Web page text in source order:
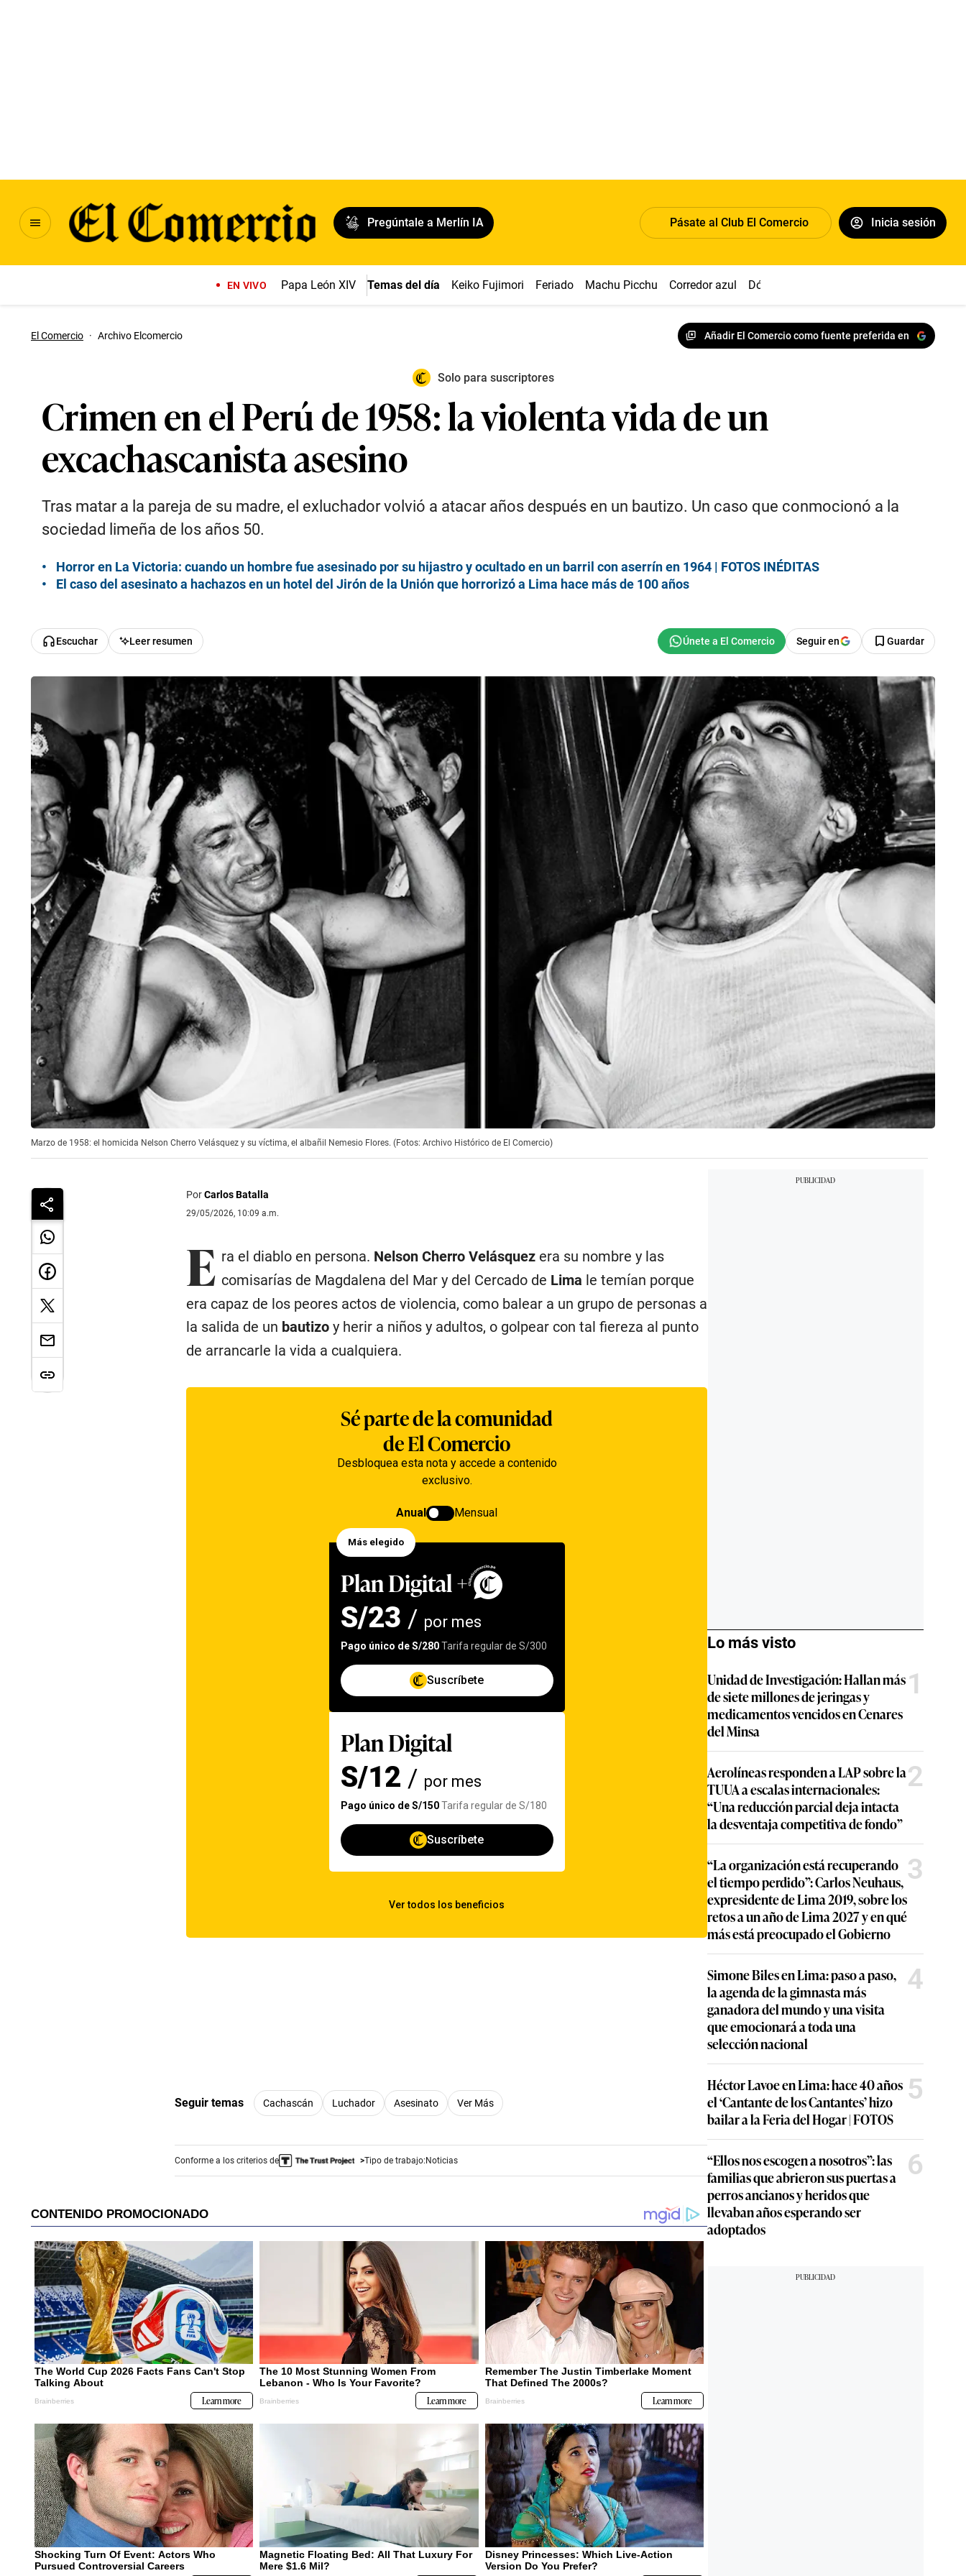
Pregúntale a Merlín IA Pásate al Club El Comercio Inicia sesión
EN VIVO Papa León XIV Temas del día Keiko Fujimori Feriado Machu Picchu Corredor azul Dólar
El Comercio · Archivo Elcomercio Añadir El Comercio como fuente preferida en
Solo para suscriptores
Crimen en el Perú de 1958: la violenta vida de un
excachascanista asesino
Tras matar a la pareja de su madre, el exluchador volvió a atacar años después en un bautizo. Un caso que conmocionó a la
sociedad limeña de los años 50.
Horror en La Victoria: cuando un hombre fue asesinado por su hijastro y ocultado en un barril con aserrín en 1964 | FOTOS INÉDITAS
El caso del asesinato a hachazos en un hotel del Jirón de la Unión que horrorizó a Lima hace más de 100 años
Escuchar Leer resumen Seguir en Guardar
Marzo de 1958: el homicida Nelson Cherro Velásquez y su víctima, el albañil Nemesio Flores. (Fotos: Archivo Histórico de El Comercio)
PorCarlos Batalla
29/05/2026, 10:09 a.m.
E ra el diablo en persona. Nelson Cherro Velásquezera su nombre y las
comisarías de Magdalena del Mar y del Cercado de Lima le temían porque
era capaz de los peores actos de violencia, como balear a un grupo de personas a
la salida de un bautizoy herir a niños y adultos, o golpear con tal fiereza al punto
de arrancarle la vida a cualquiera.
Seguir temas Cachascán Luchador Asesinato Ver Más
Conforme a los criterios de Tipo de trabajo: Noticias
Lo más visto
Unidad de Investigación: Hallan más
de siete millones de jeringas y
medicamentos vencidos en Cenares
del Minsa
1
Aerolíneas responden a LAP sobre la
TUUA a escalas internacionales:
“Una reducción parcial deja intacta
la desventaja competitiva de fondo”
2
“La organización está recuperando
el tiempo perdido”: Carlos Neuhaus,
expresidente de Lima 2019, sobre los
retos a un año de Lima 2027 y en qué
más está preocupado el Gobierno
3
Simone Biles en Lima: paso a paso,
la agenda de la gimnasta más
ganadora del mundo y una visita
que emocionará a toda una
selección nacional
4
Héctor Lavoe en Lima: hace 40 años
el ‘Cantante de los Cantantes’ hizo
bailar a la Feria del Hogar | FOTOS
5
“Ellos nos escogen a nosotros”: las
familias que abrieron sus puertas a
perros ancianos y heridos que
llevaban años esperando ser
adoptados
6